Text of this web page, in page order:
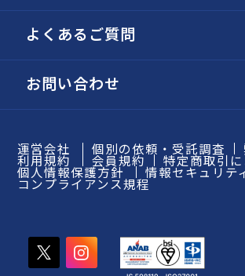
よくあるご質問
お問い合わせ
運営会社 個別の依頼・受託調査
利用規約 会員規約 特定商取引
個人情報保護方針 情報セキュリテ
コンプライアンス規程